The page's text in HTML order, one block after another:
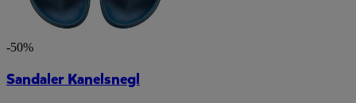
-50%
Sandaler Kanelsnegl